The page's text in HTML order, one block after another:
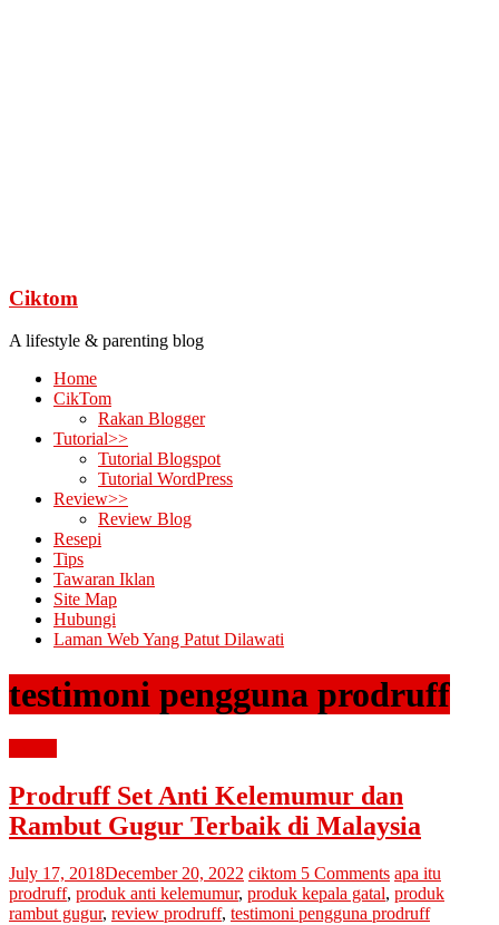
Ciktom
A lifestyle & parenting blog
Home
CikTom
Rakan Blogger
Tutorial>>
Tutorial Blogspot
Tutorial WordPress
Review>>
Review Blog
Resepi
Tips
Tawaran Iklan
Site Map
Hubungi
Laman Web Yang Patut Dilawati
testimoni pengguna prodruff
Prodruff Set Anti Kelemumur dan
Rambut Gugur Terbaik di Malaysia
July 17, 2018December 20, 2022 ciktom 5 Comments apa itu
prodruff, produk anti kelemumur, produk kepala gatal, produk
rambut gugur, review prodruff, testimoni pengguna prodruff